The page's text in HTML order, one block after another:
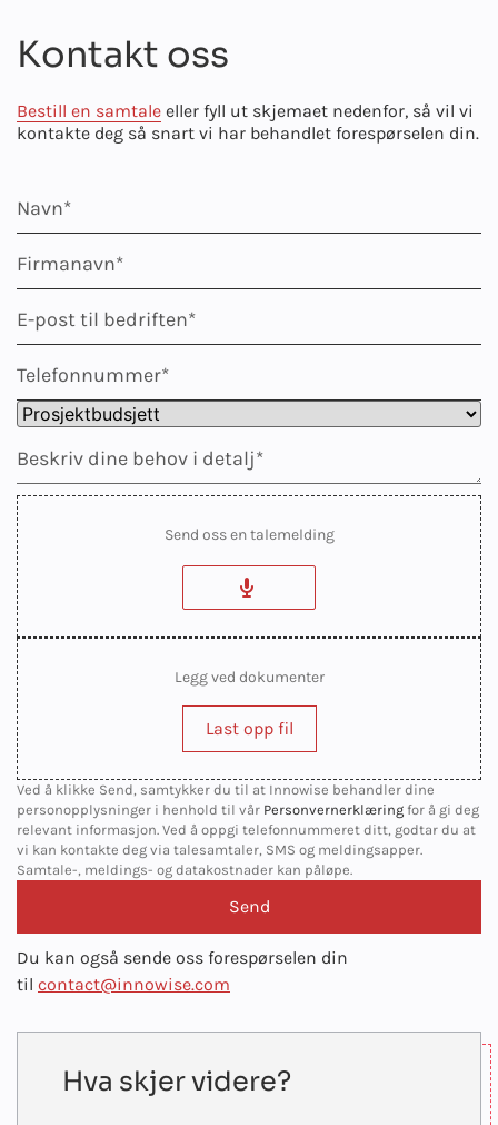
Kontakt oss
Bestill en samtale eller fyll ut skjemaet nedenfor, så vil vi
kontakte deg så snart vi har behandlet forespørselen din.
Send oss en talemelding
Legg ved dokumenter
Last opp fil
Ved å klikke Send, samtykker du til at Innowise behandler dine
personopplysninger i henhold til vår Personvernerklæring for å gi deg
relevant informasjon. Ved å oppgi telefonnummeret ditt, godtar du at
vi kan kontakte deg via talesamtaler, SMS og meldingsapper.
Samtale-, meldings- og datakostnader kan påløpe.
Du kan også sende oss forespørselen din
til contact@innowise.com
Hva skjer videre?